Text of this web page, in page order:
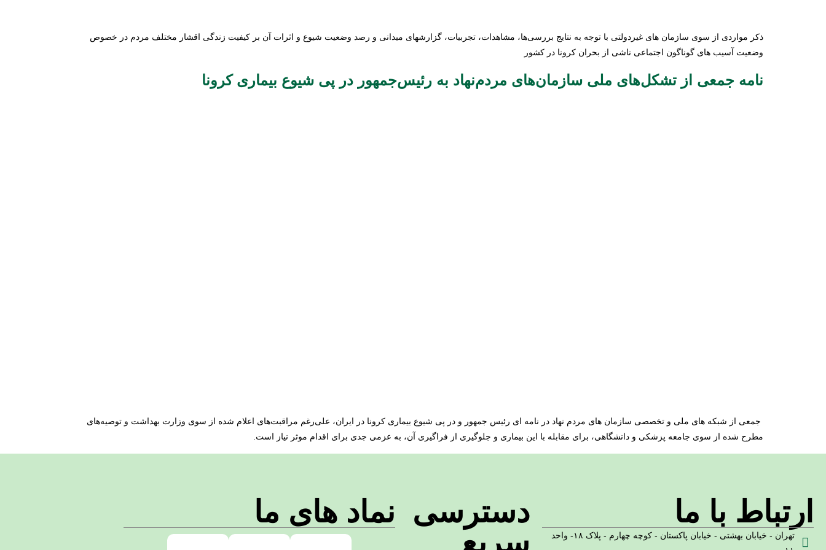
ذکر مواردی از سوی سازمان های غیردولتی با توجه به نتایج بررسی‌ها، مشاهدات، تجربیات، گزارشهای میدانی و رصد وضعیت شیوع و اثرات آن بر کیفیت زندگی اقشار مختلف مردم در خصوص
وضعیت آسیب های گوناگون اجتماعی ناشی از بحران کرونا در کشور
نامه جمعی از تشکل‌های ملی سازمان‌های مردم‌نهاد به رئیس‌جمهور در پی شیوع بیماری کرونا
جمعی از شبکه های ملی و تخصصی سازمان های مردم نهاد در نامه ای رئیس جمهور و در پی شیوع بیماری کرونا در ایران، علی‌رغم مراقبت‌های اعلام شده از سوی وزارت بهداشت و توصیه‌های
مطرح شده از سوی جامعه پزشکی و دانشگاهی، برای مقابله با این بیماری و جلوگیری از فراگیری آن، به عزمی جدی برای اقدام موثر نیاز است.
ارتباط با ما
تهران - خیابان بهشتی - خیابان پاکستان - کوچه چهارم - پلاک ۱۸- واحد
دسترسی
سریع
نماد های ما